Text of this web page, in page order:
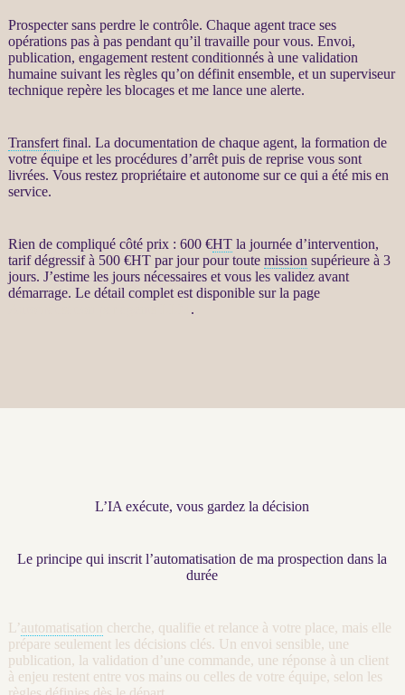
Prospectersans perdre le contrôle. Chaque agenttrace ses
opérations pas à pas pendant qu’il travaille pour vous. Envoi,
publication, engagement restent conditionnés à une validation
humaine suivant les règles qu’on définit ensemble, et un superviseur
technique repère les blocages et me lance une alerte.
Transfertfinal. La documentation de chaque agent, la formation de
votre équipe et les procédures d’arrêt puis de reprise vous sont
livrées. Vous restez propriétaire et autonome sur ce qui a été mis en
service.
Rien de compliqué côté prix : 600 €HTla journée d’intervention,
tarif dégressif à 500 €HTpar jour pour toute mission supérieure à 3
jours. J’estime les jours nécessaires et vous les validez avant
démarrage. Le détail complet est disponible sur la page
.
L’IA exécute, vous gardez la décision
Le principe qui inscrit l’automatisation de ma prospection dans la
durée
L’automatisation cherche, qualifie et relance à votre place, mais elle
prépare seulement les décisions clés. Un envoi sensible, une
publication, la validation d’une commande, une réponse à un client
à enjeu restent entre vos mains ou celles de votre équipe, selon les